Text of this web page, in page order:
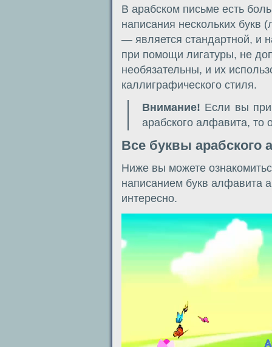
В арабском письме есть
написания нескольких
— является стандартной, и
при помощи лигатуры, не
необязательны, и их
каллиграфического стиля.
Внимание! Если вы
арабского алфавита, то
Все буквы арабского
Ниже вы можете
написанием букв алфавита
интересно.
Видеоплеер